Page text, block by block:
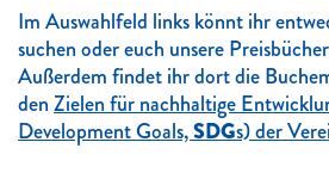
Im Auswahlfeld links könnt ihr
suchen oder euch unsere
Außerdem findet ihr dort die
denZielen für nachhaltige
Development Goals,SDGs) der